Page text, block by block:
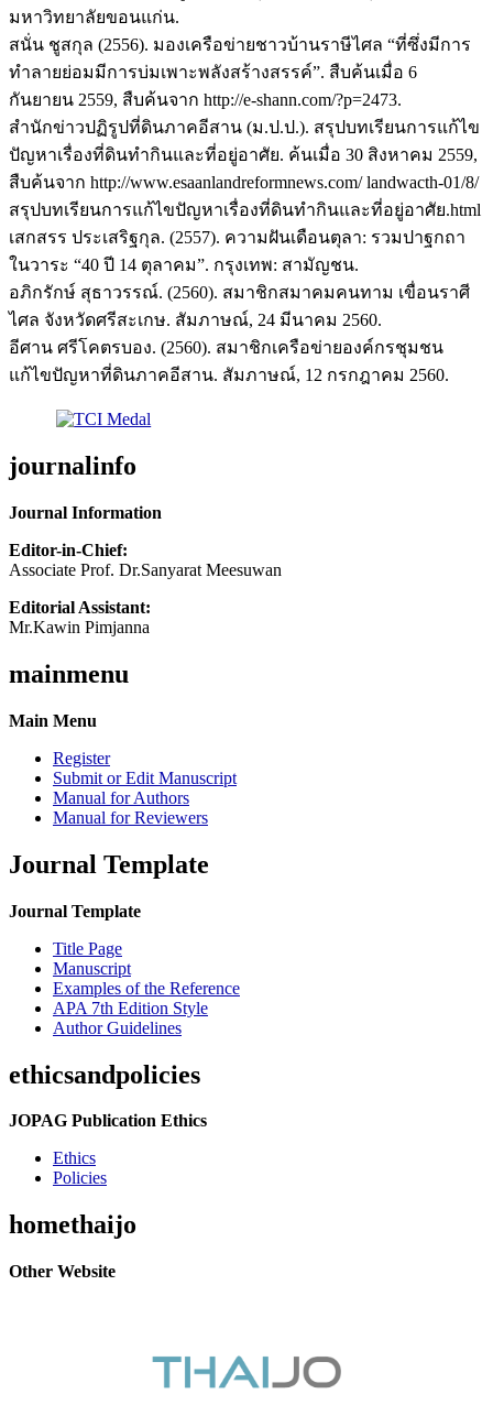
มหาวิทยาลัยขอนแก่น.
สนั่น ชูสกุล (2556). มองเครือข่ายชาวบ้านราษีไศล “ที่ซึ่งมีการ
ทำลายย่อมมีการบ่มเพาะพลังสร้างสรรค์”. สืบค้นเมื่อ 6
กันยายน 2559, สืบค้นจาก http://e-shann.com/?p=2473.
สำนักข่าวปฏิรูปที่ดินภาคอีสาน (ม.ป.ป.). สรุปบทเรียนการแก้ไข
ปัญหาเรื่องที่ดินทำกินและที่อยู่อาศัย. ค้นเมื่อ 30 สิงหาคม 2559,
สืบค้นจาก http://www.esaanlandreformnews.com/ landwacth-01/8/
สรุปบทเรียนการแก้ไขปัญหาเรื่องที่ดินทำกินและที่อยู่อาศัย.html
เสกสรร ประเสริฐกุล. (2557). ความฝันเดือนตุลา: รวมปาฐกถา
ในวาระ “40 ปี 14 ตุลาคม”. กรุงเทพ: สามัญชน.
อภิกรักษ์ สุธาวรรณ์. (2560). สมาชิกสมาคมคนทาม เขื่อนราศี
ไศล จังหวัดศรีสะเกษ. สัมภาษณ์, 24 มีนาคม 2560.
อีศาน ศรีโคตรบอง. (2560). สมาชิกเครือข่ายองค์กรชุมชน
แก้ไขปัญหาที่ดินภาคอีสาน. สัมภาษณ์, 12 กรกฎาคม 2560.
journalinfo
Journal Information
Editor-in-Chief:
Associate Prof. Dr.Sanyarat Meesuwan
Editorial Assistant:
Mr.Kawin Pimjanna
mainmenu
Main Menu
Register
Submit or Edit Manuscript
Manual for Authors
Manual for Reviewers
Journal Template
Journal Template
Title Page
Manuscript
Examples of the Reference
APA 7th Edition Style
Author Guidelines
ethicsandpolicies
JOPAG Publication Ethics
Ethics
Policies
homethaijo
Other Website